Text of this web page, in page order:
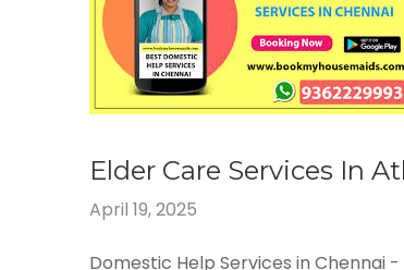
Elder Care Services In
April 19, 2025
Domestic Help Services in Chennai